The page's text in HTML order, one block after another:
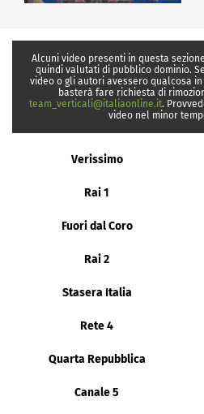
Alcuni video presenti in questa
quindi valutati di pubblico dominio.
video o gli autori avessero qualcosa
basterà fare richiesta di
team_verticali@italiaonline.it.
video nel minor
Verissimo
Rai 1
Fuori dal Coro
Rai 2
Stasera Italia
Rete 4
Quarta Repubblica
Canale 5